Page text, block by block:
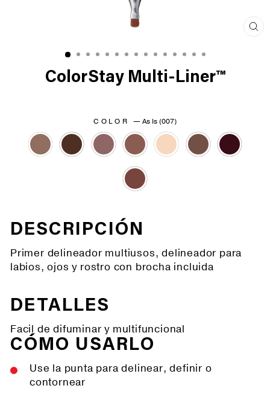
ColorStay Multi-Liner™
COLOR —As Is (007)
DESCRIPCIÓN
Primer delineador multiusos, delineador para
labios, ojos y rostro con brocha incluida
DETALLES
Facil de difuminar y multifuncional
CÓMO USARLO
Use la punta para delinear, definir o
contornear